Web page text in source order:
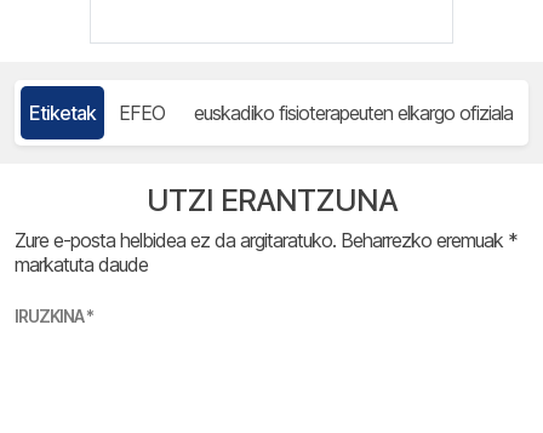
Etiketak EFEO euskadiko fisioterapeuten elkargo ofiziala
UTZI ERANTZUNA
Zure e-posta helbidea ez da argitaratuko. Beharrezko eremuak *
markatuta daude
IRUZKINA*